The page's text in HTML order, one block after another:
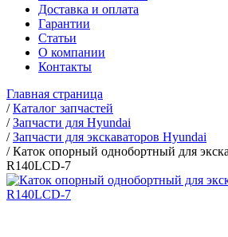
Доставка и оплата
Гарантии
Статьи
О компании
Контакты
Главная страница
/Каталог запчастей
/Запчасти для Hyundai
/Запчасти для экскаваторов Hyundai
/Каток опорный однобортный для
R140LCD-7